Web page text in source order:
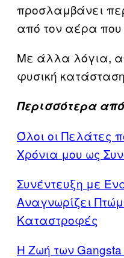
προσλαμβάνει
από τον αέρα
Με άλλα λόγια,
φυσική
Περισσότερα από
Όλοι οι Πελάτες
Χρόνια μου ως
Συνέντευξη με
Αναγνωρίζει
Καταστροφές
Η Ζωή των